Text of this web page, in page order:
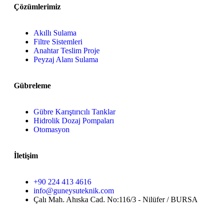
Çözümlerimiz
Akıllı Sulama
Filtre Sistemleri
Anahtar Teslim Proje
Peyzaj Alanı Sulama
Gübreleme
Gübre Karıştırıcılı Tanklar
Hidrolik Dozaj Pompaları
Otomasyon
İletişim
+90 224 413 4616
info@guneysuteknik.com
Çalı Mah. Ahıska Cad. No:116/3 - Nilüfer / BURSA